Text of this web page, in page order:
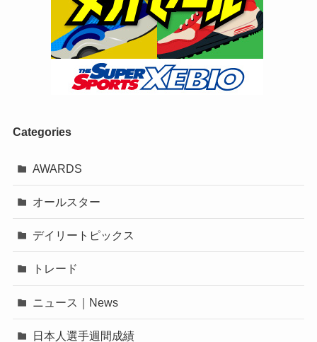
Categories
AWARDS
オールスター
デイリートピックス
トレード
ニュース｜News
日本人選手週間成績